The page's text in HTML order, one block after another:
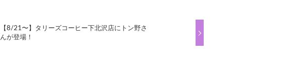
【8/21〜】タリーズコーヒー下北沢店にトン野さ
んが登場！